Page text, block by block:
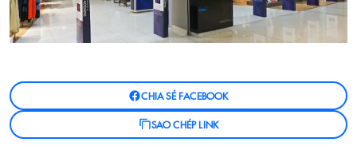
CHIA SẺ FACEBOOK
SAO CHÉP LINK